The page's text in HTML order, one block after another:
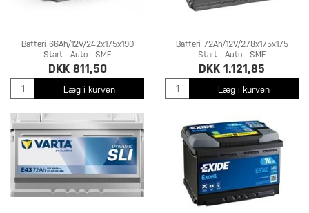
Batteri 66Ah/12V/242x175x190
Start - Auto - SMF
DKK 811,50
Læg i kurven
Batteri 72Ah/12V/278x175x175
Start - Auto - SMF
DKK 1.121,85
Læg i kurven